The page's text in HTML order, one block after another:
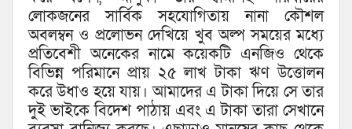
লোকজনের সার্বিক সহযোগিতায় নানা কৌশল
অবলম্বন ও প্রলোভন দেখিয়ে খুব অল্প সময়ের মধ্যে
প্রতিবেশী অনেকের নামে কয়েকটি এনজিও থেকে
বিভিন্ন পরিমানে প্রায় ২৫ লাখ টাকা ঋণ উত্তোলন
করে উধাও হয়ে যায়। আমাদের এ টাকা দিয়ে সে তার
দুই ভাইকে বিদেশ পাঠায় এবং এ টাকা তারা সেখানে